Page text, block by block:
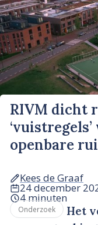
RIVM dicht
openbare
Kees de Graaf
24 december
4 minuten
Onderzoek
Het